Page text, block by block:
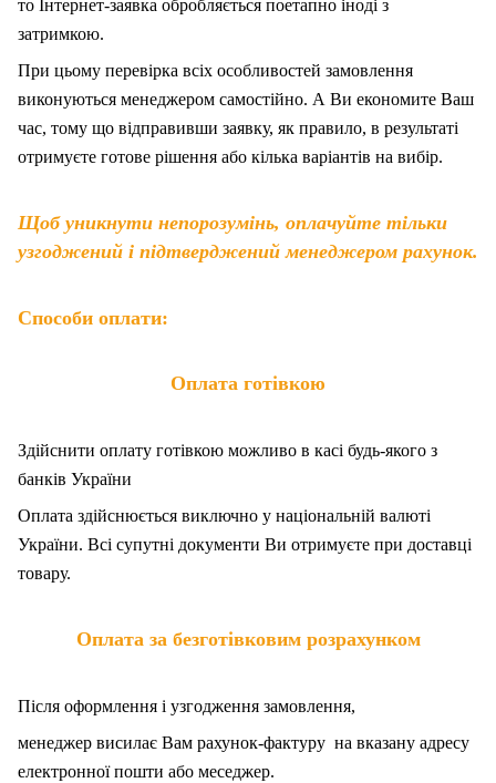
то Інтернет-заявка обробляється поетапно іноді з
затримкою.
При цьому перевірка всіх особливостей замовлення
виконуються менеджером самостійно. А Ви економите Ваш
час, тому що відправивши заявку, як правило, в результаті
отримуєте готове рішення або кілька варіантів на вибір.
Щоб уникнути непорозумінь, оплачуйте тільки
узгоджений і підтверджений менеджером рахунок.
Способи оплати:
Оплата готівкою
Здійснити оплату готівкою можливо в касі будь-якого з
банків України
Оплата здійснюється виключно у національній валюті
України. Всі супутні документи Ви отримуєте при доставці
товару.
Оплата за безготівковим розрахунком
Після оформлення і узгодження замовлення,
менеджер висилає Вам рахунок-фактуру на вказану адресу
електронної пошти або меседжер.